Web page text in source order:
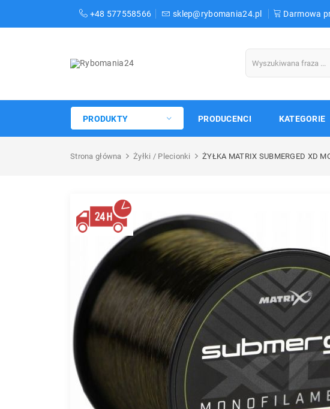
+48 577558566 sklep@rybomania24.pl Darmowa
PRODUKTY PRODUCENCI KATEGORIE
Strona główna Żyłki / Plecionki ŻYŁKA MATRIX SUBMERGED XD